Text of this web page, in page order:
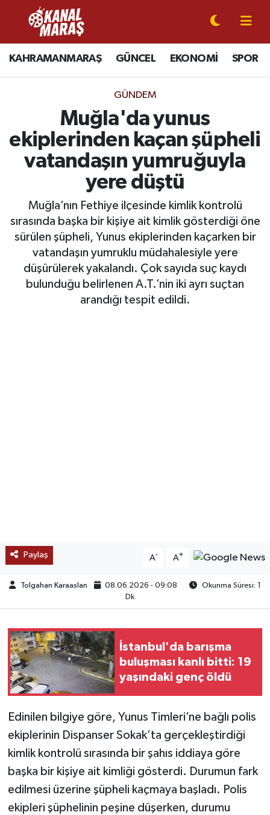
KAHRAMANMARAŞ GÜNCEL EKONOMİ SPOR
GÜNDEM
Muğla'da yunus
ekiplerinden kaçan şüpheli
vatandaşın yumruğuyla
yere düştü
Muğla’nın Fethiye ilçesinde kimlik kontrolü
sırasında başka bir kişiye ait kimlik gösterdiği öne
sürülen şüpheli, Yunus ekiplerinden kaçarken bir
vatandaşın yumruklu müdahalesiyle yere
düşürülerek yakalandı. Çok sayıda suç kaydı
bulunduğu belirlenen A.T.’nin iki ayrı suçtan
arandığı tespit edildi.
Paylaş A- A+
Tolgahan Karaaslan 08.06.2026 - 09:08
Okunma Süresi: 1
Dk
İstanbul'da barışma
buluşması kanlı bitti: 19
yaşındaki genç öldü
Edinilen bilgiye göre, Yunus Timleri’ne bağlı polis
ekiplerinin Dispanser Sokak’ta gerçekleştirdiği
kimlik kontrolü sırasında bir şahıs iddiaya göre
başka bir kişiye ait kimliği gösterdi. Durumun fark
edilmesi üzerine şüpheli kaçmaya başladı. Polis
ekipleri şüphelinin peşine düşerken, durumu
CANLI YAYIN
KAHRAMANMARAŞ
SPOR
SİYASET
EKONOMİ
GÜNDEM
MAGAZİN
SAĞLIK
KÜLTÜR SANAT
Kahramanmaraş Nöbetçi Eczaneler
Kahramanmaraş Hava Durumu
Kahramanmaraş Trafik Yoğunluk Haritası
Süper Lig Puan Durumu ve Fikstür
Tüm Manşetler
Son Dakika Haberleri
Haber Arşivi